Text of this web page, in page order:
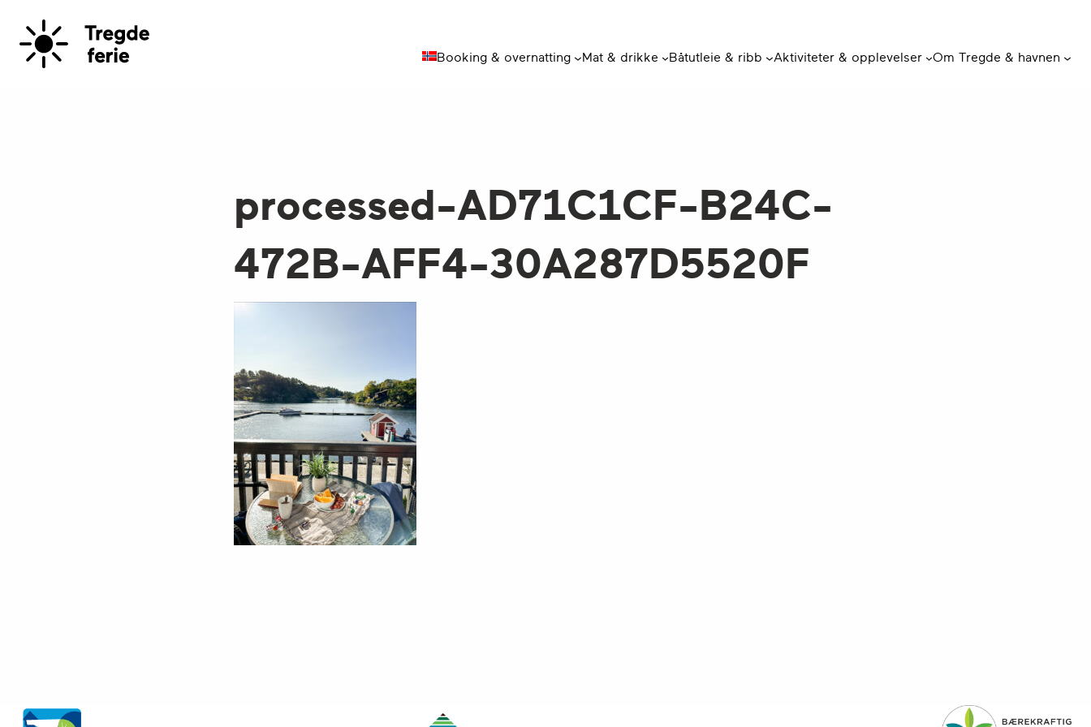
Booking & overnatting Mat & drikke Båtutleie & ribb Aktiviteter & opplevelser Om Tregde & havnen
processed-AD71C1CF-B24C-
472B-AFF4-30A287D5520F